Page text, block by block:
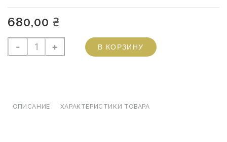
680,00 ₴
-
Количество
товара
(молотая)
+ В КОРЗИНУ
ОПИСАНИЕ ХАРАКТЕРИСТИКИ ТОВАРА